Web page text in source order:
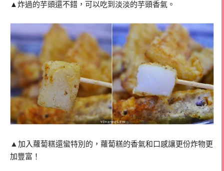
▲炸過的芋頭還不錯，可以吃到淡淡的芋頭香氣。
▲ 加入蘿蔔糕還蠻特別的，蘿蔔糕的香氣和口感讓更份炸物更
加豐富！